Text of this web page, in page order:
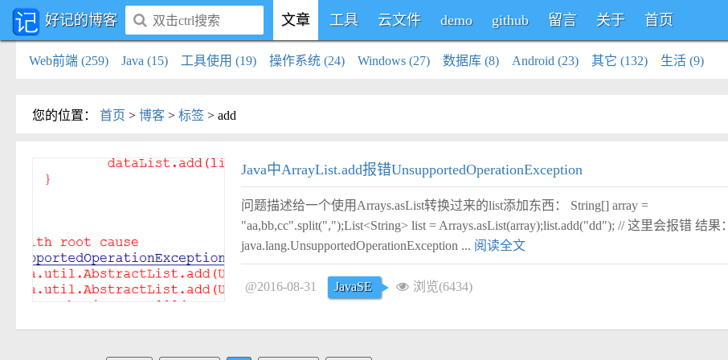
好记的博客 文章 工具 云文件 demo github 留言 关于 首页
Web前端 (259) Java (15) 工具使用 (19) 操作系统 (24) Windows (27) 数据库 (8) Android (23) 其它 (132) 生活 (9)
您的位置 ： 首页 > 博客 > 标签 > add
Java中ArrayList.add报错UnsupportedOperationException
问题描述给一个使用Arrays.asList转换过来的list添加东西： String[] array =
"aa,bb,cc".split(",");List<String> list = Arrays.asList(array);list.add("dd"); // 这里会报错 结果：
java.lang.UnsupportedOperationException ... 阅读全文
@2016-08-31 JavaSE 浏览(6434)